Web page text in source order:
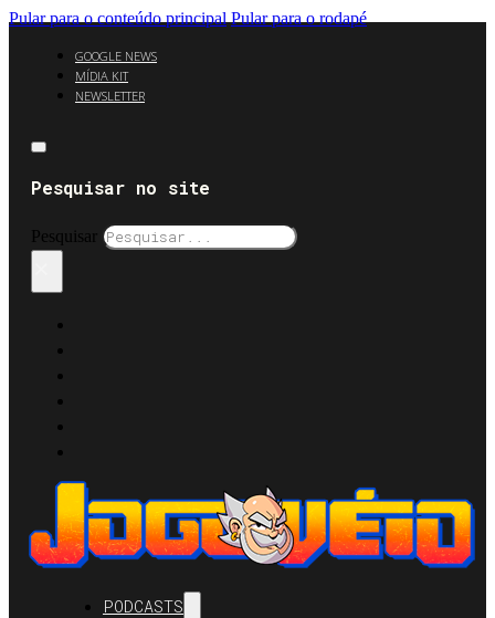
Pular para o conteúdo principal Pular para o rodapé
GOOGLE NEWS
MÍDIA KIT
NEWSLETTER
Pesquisar no site
Pesquisar
PODCASTS